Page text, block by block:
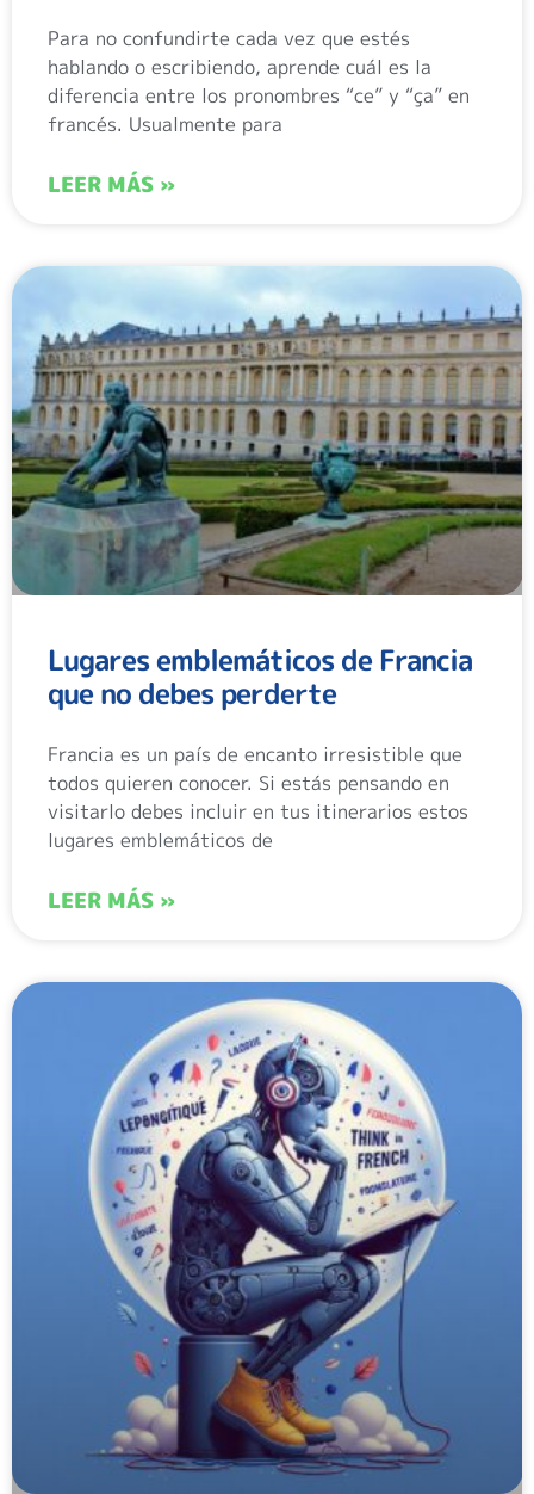
Para no confundirte cada vez que estés
hablando o escribiendo, aprende cuál es la
diferencia entre los pronombres “ce” y “ça” en
francés. Usualmente para
LEER MÁS »
Lugares emblemáticos de Francia
que no debes perderte
Francia es un país de encanto irresistible que
todos quieren conocer. Si estás pensando en
visitarlo debes incluir en tus itinerarios estos
lugares emblemáticos de
LEER MÁS »